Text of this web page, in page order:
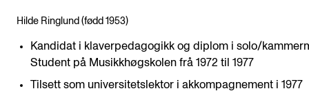
Hilde Ringlund (fødd 1953)
Kandidat i klaverpedagogikk og diplom i solo/
Student på Musikkhøgskolen frå 1972 til 1977
Tilsett som universitetslektor i akkompagnement i 1977